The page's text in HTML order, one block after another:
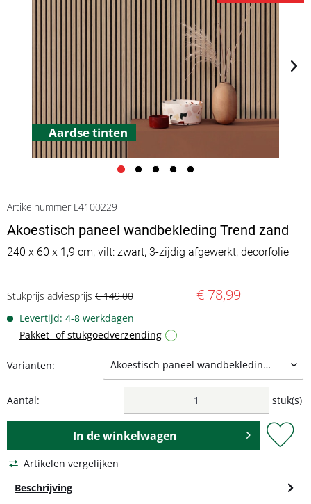
Aardse tinten
Artikelnummer L4100229
Akoestisch paneel wandbekleding Trend zand
240 x 60 x 1,9 cm, vilt: zwart, 3-zijdig afgewerkt, decorfolie
Stukprijs adviesprijs € 149,00 € 78,99
Levertijd: 4-8 werkdagen
Pakket- of stukgoedverzending
i
Varianten:
Aantal: stuk(s)
In dewinkelwagen
Artikelen vergelijken
Beschrijving